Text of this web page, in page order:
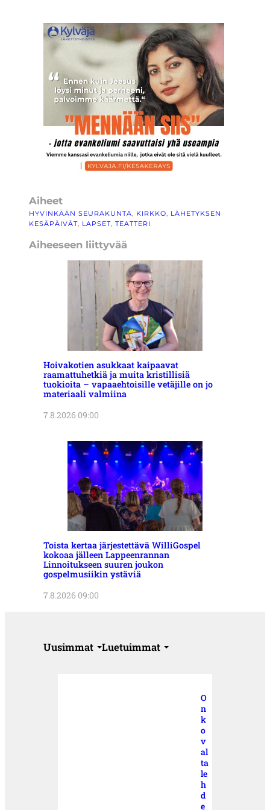
Aiheet
HYVINKÄÄN SEURAKUNTA, KIRKKO, LÄHETYKSEN
KESÄPÄIVÄT, LAPSET, TEATTERI
Aiheeseen liittyvää
Hoivakotien asukkaat kaipaavat
raamattuhetkiä ja muita kristillisiä
tuokioita – vapaaehtoisille vetäjille on jo
materiaali valmiina
7.8.2026 09:00
Toista kertaa järjestettävä WilliGospel
kokoaa jälleen Lappeenrannan
Linnoitukseen suuren joukon
gospelmusiikin ystäviä
7.8.2026 09:00
Uusimmat Luetuimmat
O
n
k
o
v
al
ta
le
h
d
e